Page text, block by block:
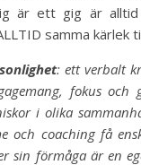
är ett gig är
samma kärlek
: ett verbalt
fokus och
i olika
och coaching få
sin förmåga är en